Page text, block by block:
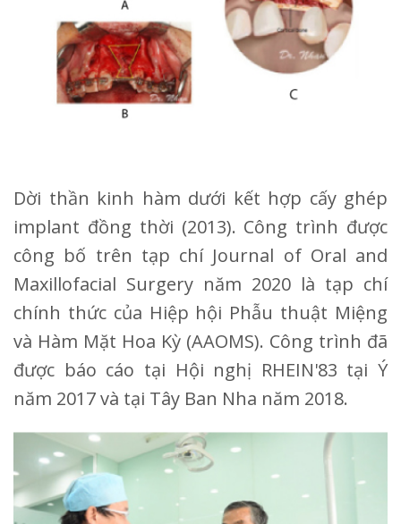
Dời thần kinh hàm dưới kết hợp cấy ghép
implant đồng thời (2013). Công trình được
công bố trên tạp chí Journal of Oral and
Maxillofacial Surgery năm 2020 là tạp chí
chính thức của Hiệp hội Phẫu thuật Miệng
và Hàm Mặt Hoa Kỳ (AAOMS). Công trình đã
được báo cáo tại Hội nghị RHEIN'83 tại Ý
năm 2017 và tại Tây Ban Nha năm 2018.